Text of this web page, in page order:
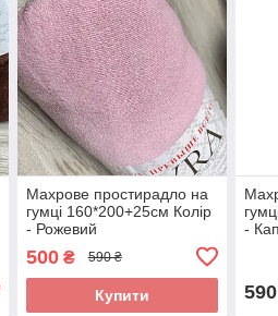
Махрове простирадло на
гумці 160*200+25см Колір
- Рожевий
500₴ 590 ₴
Купити
-
590